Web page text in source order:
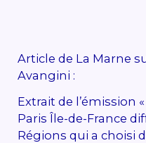
Article de La Marne
Avangini :
Extrait de l’émission
Paris Île-de-France
Régions qui a choisi